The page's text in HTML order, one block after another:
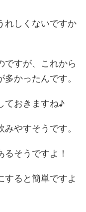
れしくないですか
ですが、これから
かったんです。
ておきますね♪
やすそうです。
そうですよ！
すると簡単ですよ